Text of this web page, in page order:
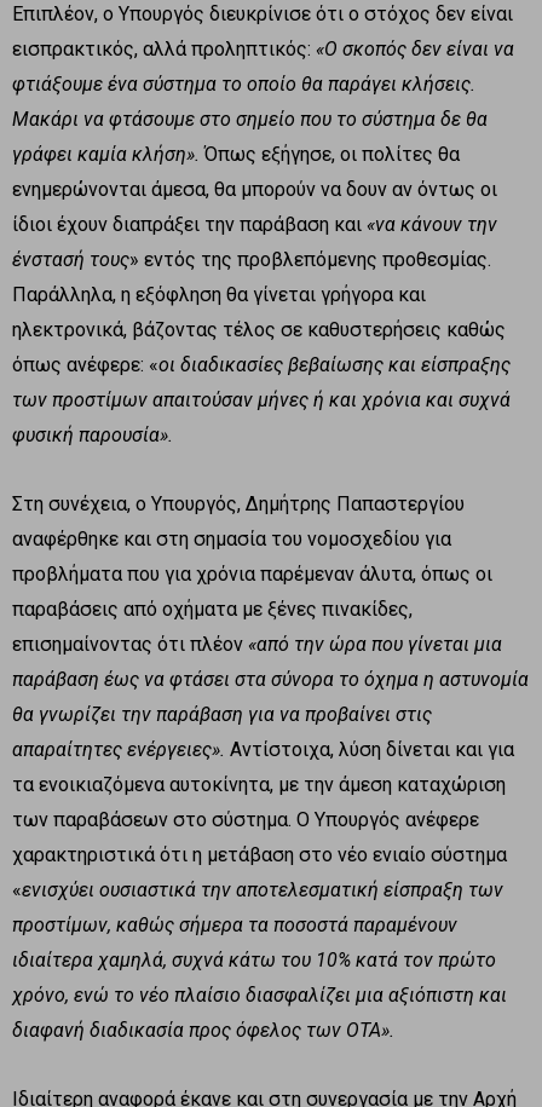
Επιπλέον, ο Υπουργός διευκρίνισε ότι ο στόχος δεν είναι
εισπρακτικός, αλλά προληπτικός: «Ο σκοπός δεν είναι να
φτιάξουμε ένα σύστημα το οποίο θα παράγει κλήσεις.
Μακάρι να φτάσουμε στο σημείο που το σύστημα δε θα
γράφει καμία κλήση». Όπως εξήγησε, οι πολίτες θα
ενημερώνονται άμεσα, θα μπορούν να δουν αν όντως οι
ίδιοι έχουν διαπράξει την παράβαση και «να κάνουν την
ένστασή τους» εντός της προβλεπόμενης προθεσμίας.
Παράλληλα, η εξόφληση θα γίνεται γρήγορα και
ηλεκτρονικά, βάζοντας τέλος σε καθυστερήσεις καθώς
όπως ανέφερε: «οι διαδικασίες βεβαίωσης και είσπραξης
των προστίμων απαιτούσαν μήνες ή και χρόνια και συχνά
φυσική παρουσία».
Στη συνέχεια, ο Υπουργός, Δημήτρης Παπαστεργίου
αναφέρθηκε και στη σημασία του νομοσχεδίου για
προβλήματα που για χρόνια παρέμεναν άλυτα, όπως οι
παραβάσεις από οχήματα με ξένες πινακίδες,
επισημαίνοντας ότι πλέον «από την ώρα που γίνεται μια
παράβαση έως να φτάσει στα σύνορα το όχημα η αστυνομία
θα γνωρίζει την παράβαση για να προβαίνει στις
απαραίτητες ενέργειες». Αντίστοιχα, λύση δίνεται και για
τα ενοικιαζόμενα αυτοκίνητα, με την άμεση καταχώριση
των παραβάσεων στο σύστημα. Ο Υπουργός ανέφερε
χαρακτηριστικά ότι η μετάβαση στο νέο ενιαίο σύστημα
«ενισχύει ουσιαστικά την αποτελεσματική είσπραξη των
προστίμων, καθώς σήμερα τα ποσοστά παραμένουν
ιδιαίτερα χαμηλά, συχνά κάτω του 10% κατά τον πρώτο
χρόνο, ενώ το νέο πλαίσιο διασφαλίζει μια αξιόπιστη και
διαφανή διαδικασία προς όφελος των ΟΤΑ».
Ιδιαίτερη αναφορά έκανε και στη συνεργασία με την Αρχή